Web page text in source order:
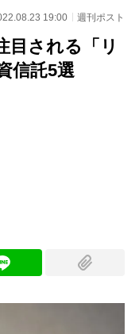
19:00 週刊ポスト
目される「リ
信託5選